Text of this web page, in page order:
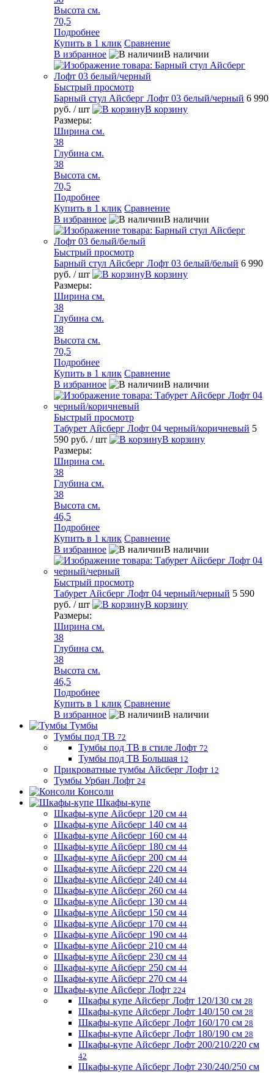
Высота см.
70,5
Подробнее
Купить в 1 клик Сравнение
В избранное
В наличии
Быстрый просмотр
Барный стул Айсберг Лофт 03 белый/черный 6 990
руб. / шт
В корзину
Размеры:
Ширина см.
38
Глубина см.
38
Высота см.
70,5
Подробнее
Купить в 1 клик Сравнение
В избранное
В наличии
Быстрый просмотр
Барный стул Айсберг Лофт 03 белый/белый 6 990
руб. / шт
В корзину
Размеры:
Ширина см.
38
Глубина см.
38
Высота см.
70,5
Подробнее
Купить в 1 клик Сравнение
В избранное
В наличии
Быстрый просмотр
Табурет Айсберг Лофт 04 черный/коричневый 5
590 руб. / шт
В корзину
Размеры:
Ширина см.
38
Глубина см.
38
Высота см.
46,5
Подробнее
Купить в 1 клик Сравнение
В избранное
В наличии
Быстрый просмотр
Табурет Айсберг Лофт 04 черный/черный 5 590
руб. / шт
В корзину
Размеры:
Ширина см.
38
Глубина см.
38
Высота см.
46,5
Подробнее
Купить в 1 клик Сравнение
В избранное
В наличии
Тумбы
Тумбы под ТВ 72
Тумбы под ТВ в стиле Лофт 72
Тумбы под ТВ Большая 12
Прикроватные тумбы Айсберг Лофт 12
Тумбы Урбан Лофт 24
Консоли
Шкафы-купе
Шкафы-купе Айсберг 120 см 44
Шкафы-купе Айсберг 140 см 44
Шкафы-купе Айсберг 160 см 44
Шкафы-купе Айсберг 180 см 44
Шкафы-купе Айсберг 200 см 44
Шкафы-купе Айсберг 220 см 44
Шкафы-купе Айсберг 240 см 44
Шкафы-купе Айсберг 260 см 44
Шкафы-купе Айсберг 130 см 44
Шкафы-купе Айсберг 150 см 44
Шкафы-купе Айсберг 170 см 44
Шкафы-купе Айсберг 190 см 44
Шкафы-купе Айсберг 210 см 44
Шкафы-купе Айсберг 230 см 44
Шкафы-купе Айсберг 250 см 44
Шкафы-купе Айсберг 270 см 44
Шкафы-купе Айсберг Лофт 224
Шкафы купе Айсберг Лофт 120/130 см 28
Шкафы-купе Айсберг Лофт 140/150 см 28
Шкафы-купе Айсберг Лофт 160/170 см 28
Шкафы-купе Айсберг Лофт 180/190 см 28
Шкафы-купе Айсберг Лофт 200/210/220 см
42
Шкафы-купе Айсберг Лофт 230/240/250 см